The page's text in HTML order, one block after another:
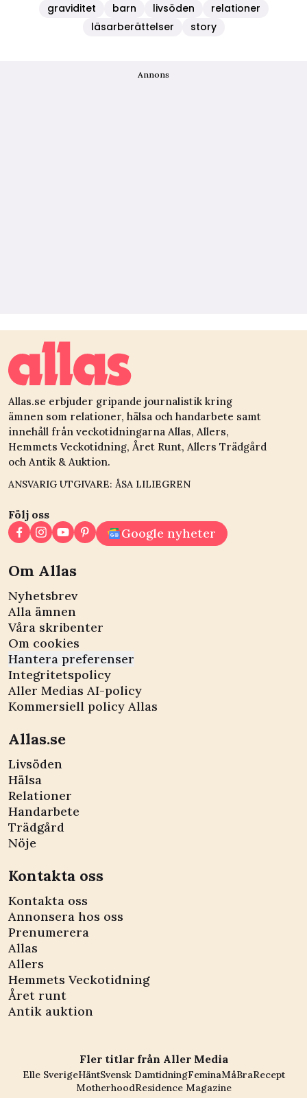
graviditet barn livsöden
relationer
läsarberättelser
story
Annons
Allas.se erbjuder gripande journalistik kring
ämnen som relationer, hälsa och handarbete samt
innehåll från veckotidningarna Allas, Allers,
Hemmets Veckotidning, Året Runt, Allers Trädgård
och Antik & Auktion.
ANSVARIG UTGIVARE: ÅSA LILIEGREN
Följ oss
Google nyheter
Om Allas
Nyhetsbrev
Alla ämnen
Våra skribenter
Om cookies
Hantera preferenser
Integritetspolicy
Aller Medias AI-policy
Kommersiell policy Allas
Allas.se
Livsöden
Hälsa
Relationer
Handarbete
Trädgård
Nöje
Kontakta oss
Kontakta oss
Annonsera hos oss
Prenumerera
Allas
Allers
Hemmets Veckotidning
Året runt
Antik auktion
Fler titlar från Aller Media
Elle SverigeHäntSvensk DamtidningFeminaMåBraRecept
MotherhoodResidence Magazine